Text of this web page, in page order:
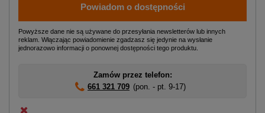
Powiadom o dostępności
Powyższe dane nie są używane do przesyłania newsletterów lub innych
reklam. Włączając powiadomienie zgadzasz się jedynie na wysłanie
jednorazowo informacji o ponownej dostępności tego produktu.
Zamów przez telefon:
661 321 709 (pon. - pt. 9-17)